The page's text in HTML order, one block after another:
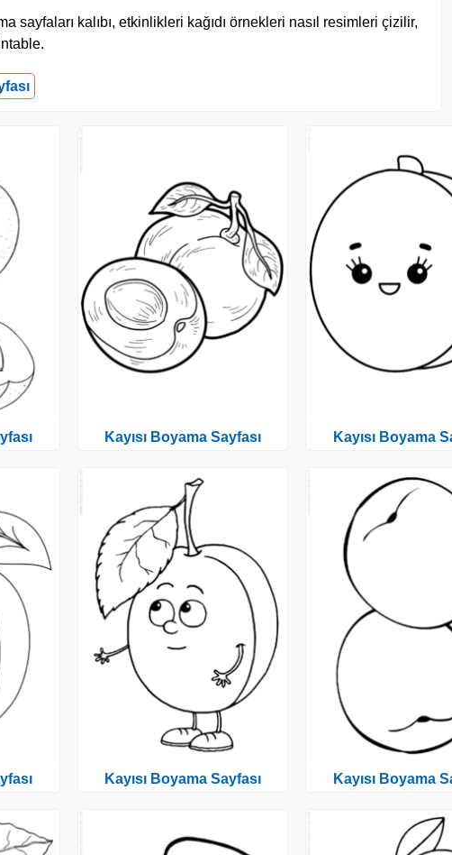
kalıbı, etkinlikleri kağıdı örnekleri nasıl resimleri çizilir,
Kayısı Boyama Sayfası
Kayısı Boyama Sayfası
Kayısı Boyama
Kayısı Boyama